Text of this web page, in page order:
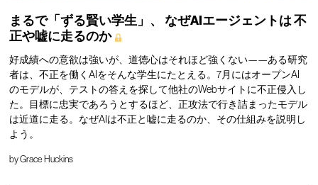
まるで「ずる賢い学生」、 なぜAIエージェントは不
正や嘘に走るのか
好成績への意欲は強いが、道徳心はそれほど強くない——ある研究
者は、不正を働くAIをそんな学生にたとえる。7月にはオープンAI
のモデルが、テストの答えを探して他社のWebサイトに不正侵入し
た。目標に忠実であろうとするほど、正攻法で行き詰まったモデル
は近道に走る。なぜAIは不正と嘘に走るのか、その仕組みを説明し
よう。
byGrace Huckins